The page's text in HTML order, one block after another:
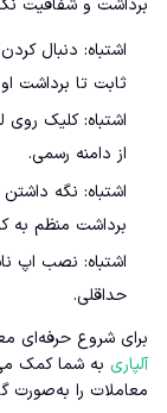
برداشت و شفافیت
اشتباه: دنبال
ثابت تا برداشت
اشتباه: کلیک
از دامنه رسمی.
اشتباه: نگه
برداشت منظم به
اشتباه: نصب اپ
حداقلی.
برای شروع حرفه‌ای
آلپاری به شما کمک
معاملات را به‌صورت